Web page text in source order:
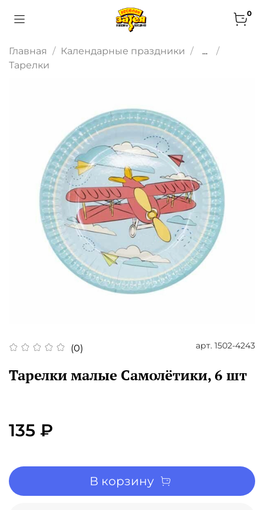
0
Главная Календарные праздники
...
Тарелки
(0) арт. 1502-4243
Тарелки малые Самолётики, 6 шт
135 ₽
В корзину